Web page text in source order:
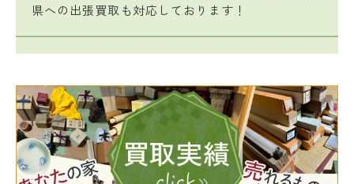
県への出張買取も対応しております！